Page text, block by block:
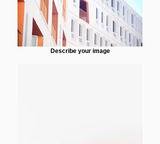
Describe your image